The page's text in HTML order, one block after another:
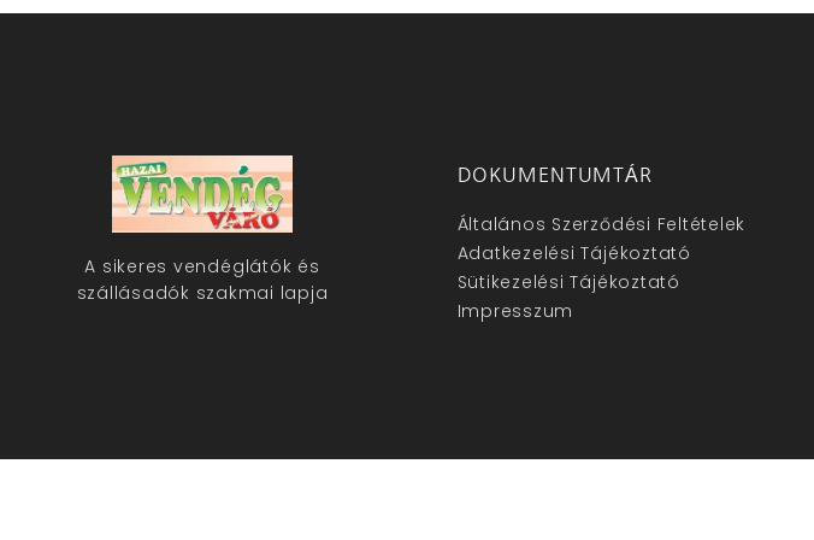
A sikeres vendéglátók és
szállásadók szakmai lapja
DOKUMENTUMTÁR
Általános Szerződési Feltételek
Adatkezelési Tájékoztató
Sütikezelési Tájékoztató
Impresszum